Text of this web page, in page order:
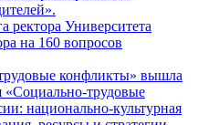
ректора Университета
на 160 вопросов